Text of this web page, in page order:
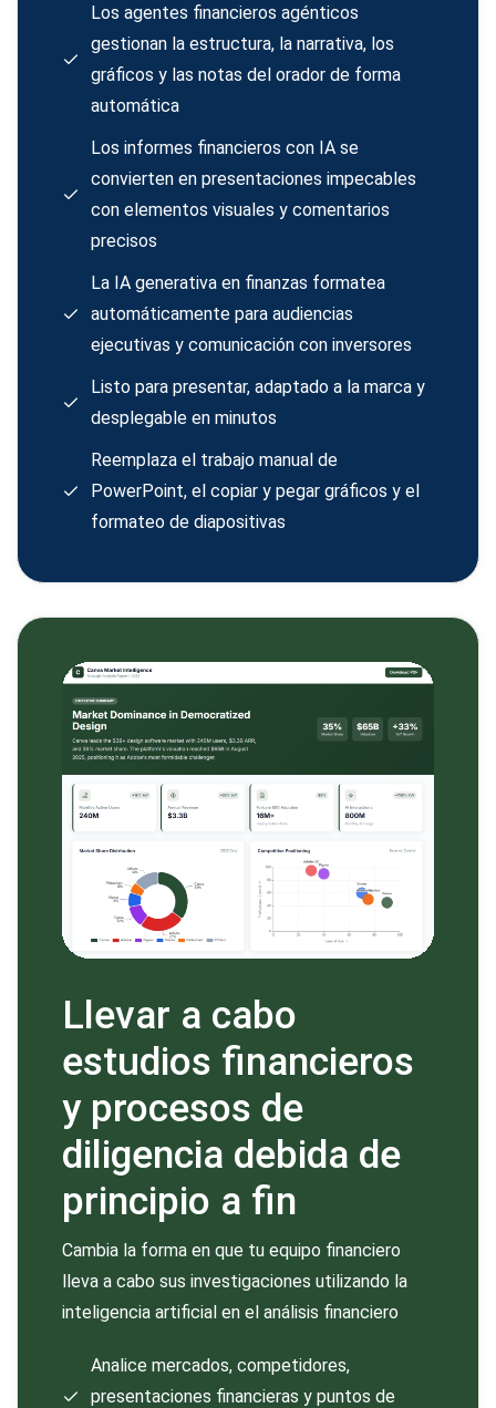
Los agentes financieros agénticos
gestionan la estructura, la narrativa, los
gráficos y las notas del orador de forma
automática
Los informes financieros con IA se
convierten en presentaciones impecables
con elementos visuales y comentarios
precisos
La IA generativa en finanzas formatea
automáticamente para audiencias
ejecutivas y comunicación con inversores
Listo para presentar, adaptado a la marca y
desplegable en minutos
Reemplaza el trabajo manual de
PowerPoint, el copiar y pegar gráficos y el
formateo de diapositivas
Llevar a cabo
estudios financieros
y procesos de
diligencia debida de
principio a fin
Cambia la forma en que tu equipo financiero
lleva a cabo sus investigaciones utilizando la
inteligencia artificial en el análisis financiero
Analice mercados, competidores,
presentaciones financieras y puntos de